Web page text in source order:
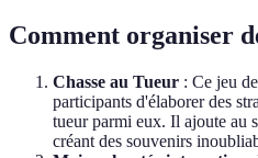
Comment organiser
Chasse au Tueur : Ce jeu
participants d'élaborer des
tueur parmi eux. Il ajoute au
créant des souvenirs